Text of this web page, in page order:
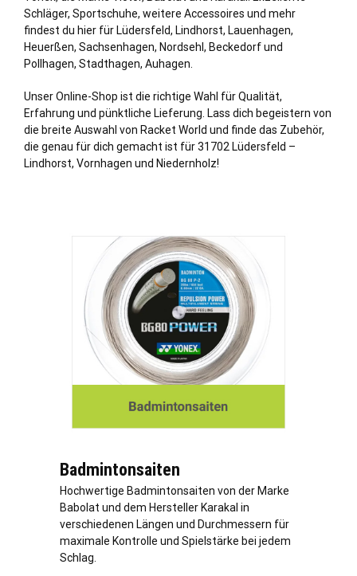
Schläger, Sportschuhe, weitere Accessoires und mehr
findest du hier für Lüdersfeld, Lindhorst, Lauenhagen,
Heuerßen, Sachsenhagen, Nordsehl, Beckedorf und
Pollhagen, Stadthagen, Auhagen.
Unser Online-Shop ist die richtige Wahl für Qualität,
Erfahrung und pünktliche Lieferung. Lass dich begeistern von
die breite Auswahl von Racket World und finde das Zubehör,
die genau für dich gemacht ist für 31702 Lüdersfeld –
Lindhorst, Vornhagen und Niedernholz!
Badmintonsaiten
Hochwertige Badmintonsaiten von der Marke
Babolat und dem Hersteller Karakal in
verschiedenen Längen und Durchmessern für
maximale Kontrolle und Spielstärke bei jedem
Schlag.